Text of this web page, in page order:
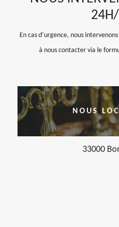
En cas d’urgence, nous
à nous contacter via le
NOUS
33000